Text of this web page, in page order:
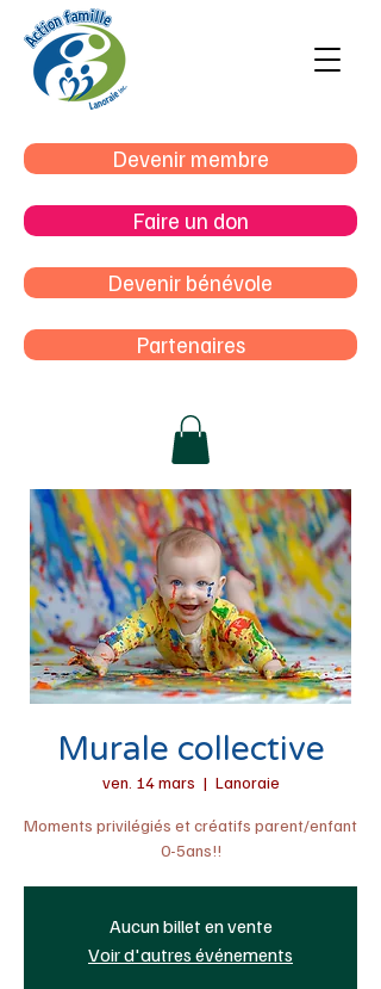
Devenir membre
Faire un don
Devenir bénévole
Partenaires
Murale collective
ven. 14 mars
  |
Lanoraie
Moments privilégiés et créatifs parent/enfant
0-5ans!!
Aucun billet en vente
Voir d'autres événements